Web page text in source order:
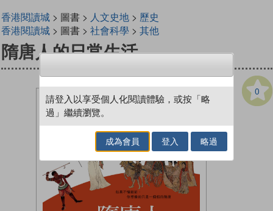
香港閱讀城> 圖書 > 人文史地> 歷史
香港閱讀城> 圖書 > 社會科學 > 其他
隋唐人的日常生活
0
請登入以享受個人化閱讀體驗，或按「略
過」繼續瀏覽。
成為會員 登入 略過